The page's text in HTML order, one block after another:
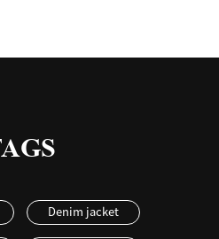
Denim jacket